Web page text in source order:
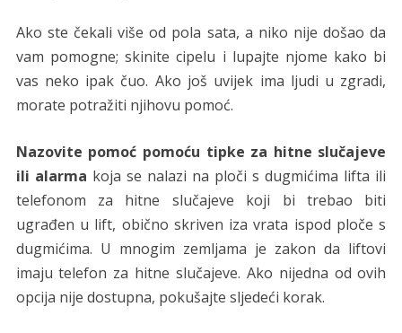
Ako ste čekali više od pola sata, a niko nije došao da
vam pomogne; skinite cipelu i lupajte njome kako bi
vas neko ipak čuo. Ako još uvijek ima ljudi u zgradi,
morate potražiti njihovu pomoć.
Nazovite pomoć pomoću tipke za hitne slučajeve
ili alarma koja se nalazi na ploči s dugmićima lifta ili
telefonom za hitne slučajeve koji bi trebao biti
ugrađen u lift, obično skriven iza vrata ispod ploče s
dugmićima. U mnogim zemljama je zakon da liftovi
imaju telefon za hitne slučajeve. Ako nijedna od ovih
opcija nije dostupna, pokušajte sljedeći korak.